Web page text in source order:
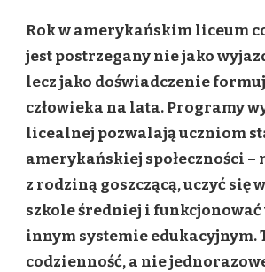
Rok w amerykańskim liceum
jest postrzegany nie jako
lecz jako doświadczenie
człowieka na lata. Programy
licealnej pozwalają uczniom
amerykańskiej społeczności –
z rodziną goszczącą, uczyć się
szkole średniej i funkcjonować
innym systemie edukacyjnym.
codzienność, a nie